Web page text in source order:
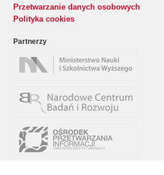
Przetwarzanie danych osobowych
Polityka cookies
Partnerzy